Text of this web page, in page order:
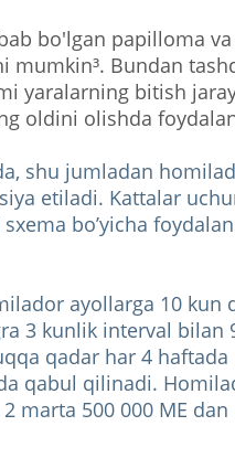
bo'lgan papilloma
mumkin³. Bundan
yaralarning bitish
oldini olishda
shu jumladan
etiladi. Kattalar
bo’yicha
ayollarga 10 kun
3 kunlik interval bilan
qadar har 4
qabul qilinadi.
marta 500 000 ME dan